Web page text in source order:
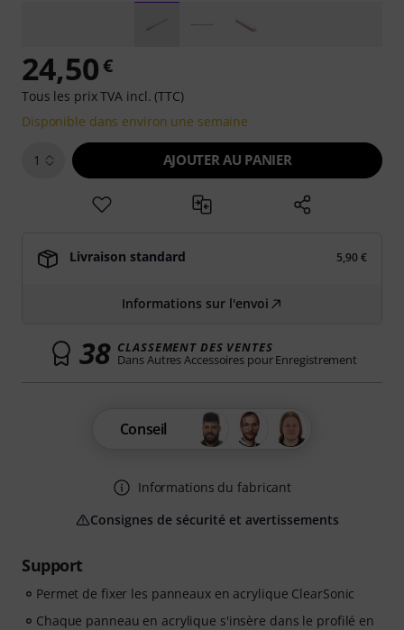
Support
Permet de fixer les panneaux en acrylique ClearSonic
Chaque panneau en acrylique s'insère dans le profilé en
24,50€
Tous les prix TVA incl. (TTC)
Disponible dans environ une semaine
1 AJOUTER AU PANIER
Livraison standard 5,90 €
Informations sur l'envoi
38 CLASSEMENT DES VENTES
Dans Autres Accessoires pour Enregistrement
Conseil
Informations du fabricant
Consignes de sécurité et avertissements